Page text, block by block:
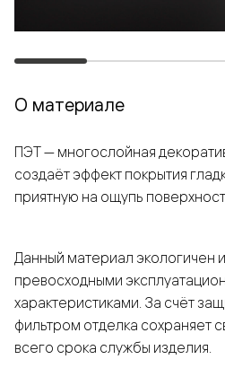
О материале
ПЭТ — многослойная
создаёт эффект покрытия
приятную на ощупь
Данный материал экологичен
превосходными
характеристиками. За счёт
фильтром отделка сохраняет
всего срока службы изделия.